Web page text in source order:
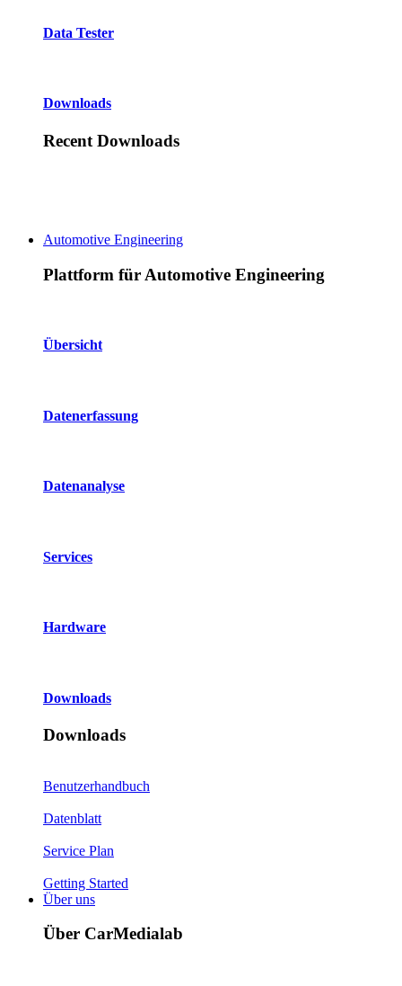
Data Tester
Downloads
Recent Downloads
Automotive Engineering
Plattform für Automotive Engineering
Übersicht
Datenerfassung
Datenanalyse
Services
Hardware
Downloads
Downloads
Benutzerhandbuch
Datenblatt
Service Plan
Getting Started
Über uns
Über CarMedialab